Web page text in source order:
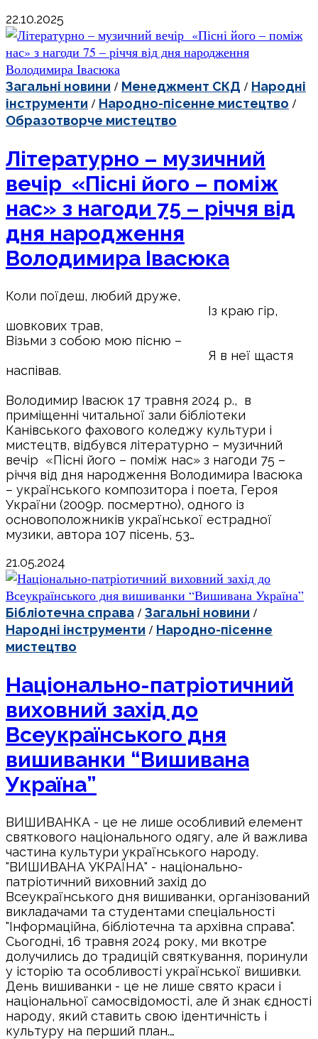
22.10.2025
Загальні новини / Менеджмент СКД / Народні
інструменти / Народно-пісенне мистецтво /
Образотворче мистецтво
Літературно – музичний
вечір «Пісні його – поміж
нас» з нагоди 75 – річчя від
дня народження
Володимира Івасюка
Коли поїдеш, любий друже,
Із краю гір,
шовкових трав,
Візьми з собою мою пісню –
Я в неї щастя
наспівав.
Володимир Івасюк 17 травня 2024 р., в
приміщенні читальної зали бібліотеки
Канівського фахового коледжу культури і
мистецтв, відбувся літературно – музичний
вечір «Пісні його – поміж нас» з нагоди 75 –
річчя від дня народження Володимира Івасюка
– українського композитора і поета, Героя
України (2009р. посмертно), одного із
основоположників української естрадної
музики, автора 107 пісень, 53…
21.05.2024
Бібліотечна справа / Загальні новини /
Народні інструменти / Народно-пісенне
мистецтво
Національно-патріотичний
виховний захід до
Всеукраїнського дня
вишиванки “Вишивана
Україна”
ВИШИВАНКА - це не лише особливий елемент
святкового національного одягу, але й важлива
частина культури українського народу.
"ВИШИВАНА УКРАЇНА" - національно-
патріотичний виховний захід до
Всеукраїнського дня вишиванки, організований
викладачами та студентами спеціальності
"Інформаційна, бібліотечна та архівна справа".
Сьогодні, 16 травня 2024 року, ми вкотре
долучились до традицій святкування, поринули
у історію та особливості української вишивки.
День вишиванки - це не лише свято краси і
національної самосвідомості, але й знак єдності
народу, який ставить свою ідентичність і
культуру на перший план.…